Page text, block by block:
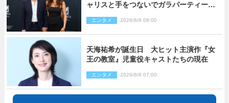
ャリスと手をつないでガラパーティーに
エンタメ 2026/8/8 08:00
天海祐希が誕生日 大ヒット主演作『女
王の教室』児童役キャストたちの現在
エンタメ 2026/8/8 07:00